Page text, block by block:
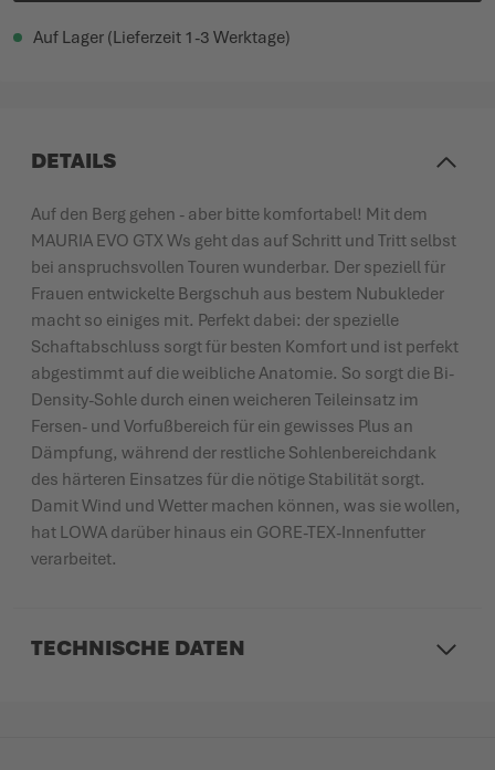
Auf Lager (Lieferzeit 1-3 Werktage)
DETAILS
Auf den Berg gehen - aber bitte komfortabel! Mit dem
MAURIA EVO GTX Ws geht das auf Schritt und Tritt selbst
bei anspruchsvollen Touren wunderbar. Der speziell für
Frauen entwickelte Bergschuh aus bestem Nubukleder
macht so einiges mit. Perfekt dabei: der spezielle
Schaftabschluss sorgt für besten Komfort und ist perfekt
abgestimmt auf die weibliche Anatomie. So sorgt die Bi-
Density-Sohle durch einen weicheren Teileinsatz im
Fersen- und Vorfußbereich für ein gewisses Plus an
Dämpfung, während der restliche Sohlenbereichdank
des härteren Einsatzes für die nötige Stabilität sorgt.
Damit Wind und Wetter machen können, was sie wollen,
hat LOWA darüber hinaus ein GORE-TEX-Innenfutter
verarbeitet.
TECHNISCHE DATEN